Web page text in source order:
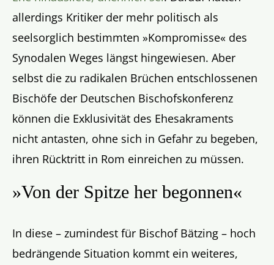
allerdings Kritiker der mehr politisch als
seelsorglich bestimmten »Kompromisse« des
Synodalen Weges längst hingewiesen. Aber
selbst die zu radikalen Brüchen entschlossenen
Bischöfe der Deutschen Bischofskonferenz
können die Exklusivität des Ehesakraments
nicht antasten, ohne sich in Gefahr zu begeben,
ihren Rücktritt in Rom einreichen zu müssen.
»Von der Spitze her begonnen«
In diese – zumindest für Bischof Bätzing – hoch
bedrängende Situation kommt ein weiteres,